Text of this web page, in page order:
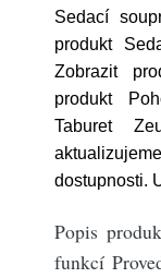
Sedací
produkt
Zobrazit
produkt
Taburet
dostupnosti.
Popis
funkcí